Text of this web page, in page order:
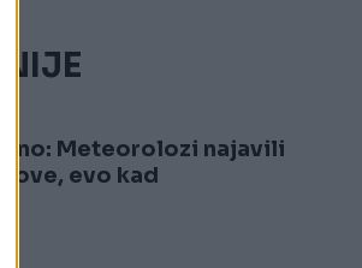
Meteorolozi najavili
evo kad